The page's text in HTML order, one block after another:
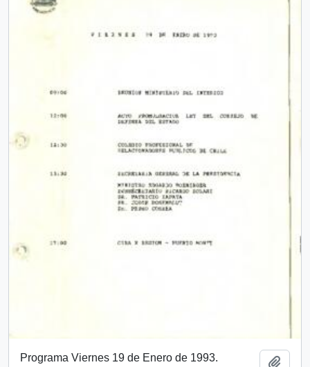
Programa Viernes 19 de Enero de 1993.